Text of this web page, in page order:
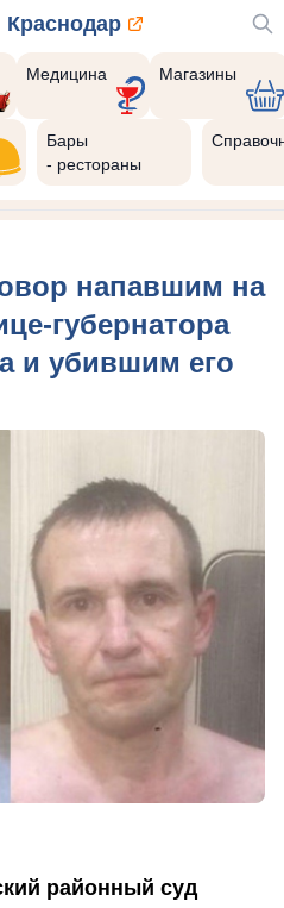
Краснодар
Медицина Магазины
Бары
- рестораны
напавшим на
губернатора
и убившим его
районный суд